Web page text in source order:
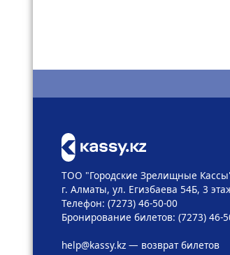
ТОО "Городские Зрелищные
г. Алматы, ул. Егизбаева 54Б, 3
Телефон: (7273) 46-50-00
Бронирование билетов: (7273) 46-
help@kassy.kz— возврат билетов